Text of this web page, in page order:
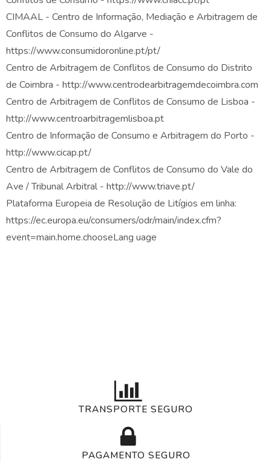
CIMAAL - Centro de Informação, Mediação e Arbitragem de
Conflitos de Consumo do Algarve -
https://www.consumidoronline.pt/pt/
Centro de Arbitragem de Conflitos de Consumo do Distrito
de Coimbra - http://www.centrodearbitragemdecoimbra.com
Centro de Arbitragem de Conflitos de Consumo de Lisboa -
http://www.centroarbitragemlisboa.pt
Centro de Informação de Consumo e Arbitragem do Porto -
http://www.cicap.pt/
Centro de Arbitragem de Conflitos de Consumo do Vale do
Ave / Tribunal Arbitral - http://www.triave.pt/
Plataforma Europeia de Resolução de Litígios em linha:
https://ec.europa.eu/consumers/odr/main/index.cfm?
event=main.home.chooseLang uage
TRANSPORTE SEGURO
PAGAMENTO SEGURO